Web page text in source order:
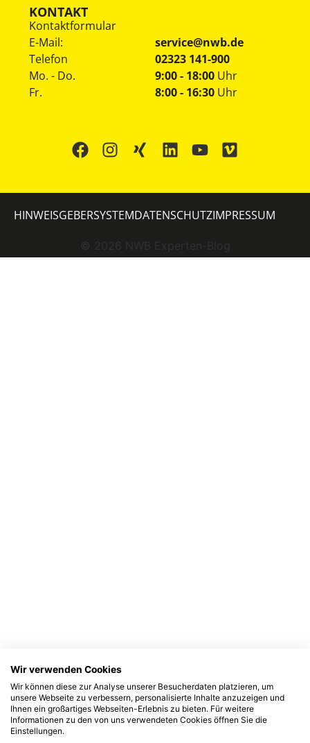
KONTAKT
Kontaktformular
E-Mail:
service@nwb.de
Telefon
02323 141-900
Mo. - Do.
Fr.
9:00 - 18:00 Uhr
8:00 - 16:30 Uhr
© 2026 NWB Experten-Blog
HINWEISGEBERSYSTEMDATENSCHUTZIMPRESSUM
Wir verwenden Cookies
Wir können diese zur Analyse unserer Besucherdaten platzieren, um
unsere Webseite zu verbessern, personalisierte Inhalte anzuzeigen und
Ihnen ein großartiges Webseiten-Erlebnis zu bieten. Für weitere
Informationen zu den von uns verwendeten Cookies öffnen Sie die
Einstellungen.